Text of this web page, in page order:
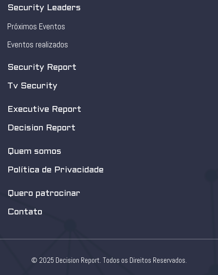
Security Leaders
Próximos Eventos
Eventos realizados
Security Report
Tv Security
Executive Report
Decision Report
Quem somos
Política de Privacidade
Quero patrocinar
Contato
© 2025 Decision Report. Todos os Direitos Reservados.